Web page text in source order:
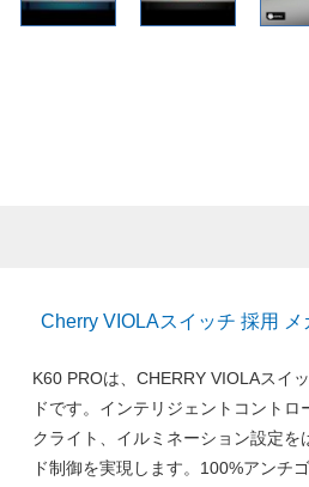
Cherry VIOLAスイッチ 採用
K60 PROは、CHERRY VIOLAスイ
ドです。インテリジェントコント
クライト、イルミネーション設定
ド制御を実現します。100%アンチ